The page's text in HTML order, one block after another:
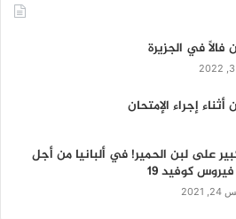
فالاً في الجزيرة
إجراء الإمتحان
على لبن الحمير! في ألبانيا من أجل
كوفيد 19